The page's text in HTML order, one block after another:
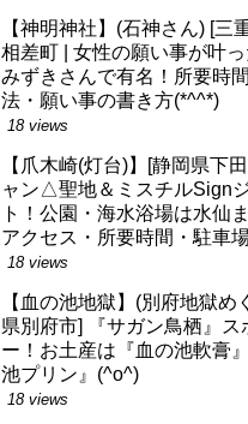
【神明神社】(石神さん) [三
相差町 | 女性の願い事が叶
みずきさんで有名！所要時
法・願い事の書き方(*^^*)
18 views
【爪木崎(灯台)】[静岡県下
ャン△聖地＆ミスチルSign
ト！公園・海水浴場は水仙
アクセス・所要時間・駐車
料)
18 views
【血の池地獄】(別府地獄め
県別府市] 『サガン鳥栖』ス
ー！お土産は『血の池軟膏
池プリン』(^o^)
18 views